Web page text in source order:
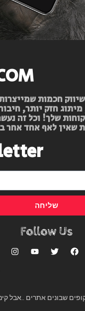
חכמות
חזק יותר,
שלך! וכל זה
שאין לאף אחד אחר
שליחה
Follow Us
שבונים אתרים ..אבל